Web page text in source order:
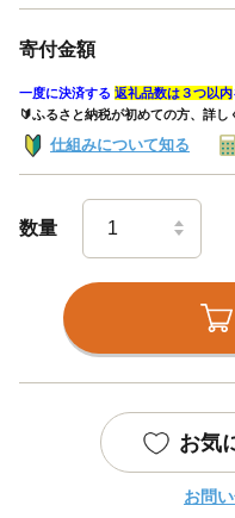
寄付金額
一度に決済する 返礼品数は３つ以内
🔰ふるさと納税が初めての方、詳し
仕組みについて知る
数量
お気
お問